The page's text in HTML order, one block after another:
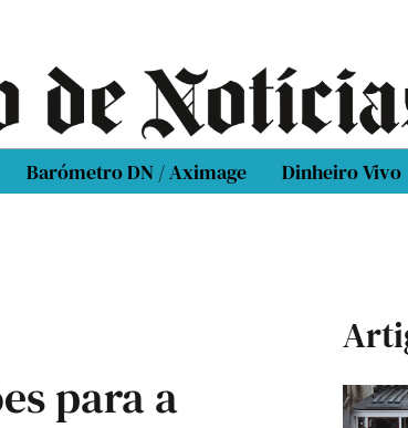
Barómetro DN / Aximage Dinheiro Vivo
para a